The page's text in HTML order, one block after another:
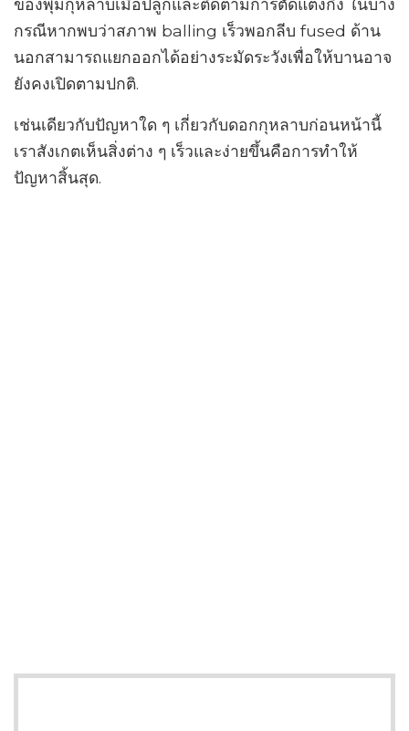
กรณีหากพบว่าสภาพ balling เร็วพอกลีบ fused ด้าน
นอกสามารถแยกออกได้อย่างระมัดระวังเพื่อให้บานอาจ
ยังคงเปิดตามปกติ.
เช่นเดียวกับปัญหาใด ๆ เกี่ยวกับดอกกุหลาบก่อนหน้านี้
เราสังเกตเห็นสิ่งต่าง ๆ เร็วและง่ายขึ้นคือการทำให้
ปัญหาสิ้นสุด.